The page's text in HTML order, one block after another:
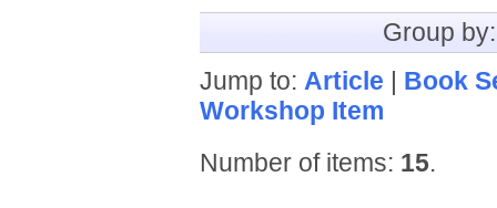
Group
Jump to: Article | Book
Workshop Item
Number of items: 15.